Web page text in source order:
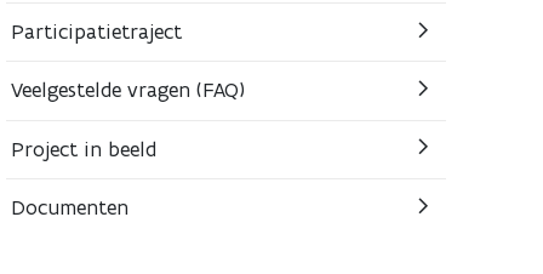
Participatietraject
Veelgestelde vragen (FAQ)
Project in beeld
Documenten